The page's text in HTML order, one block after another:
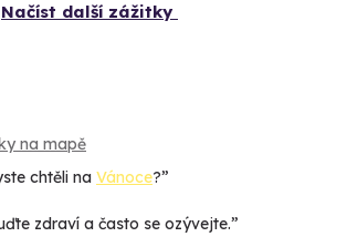
Načíst další zážitky
na mapě
chtěli na Vánoce?”
zdraví a často se ozývejte.”